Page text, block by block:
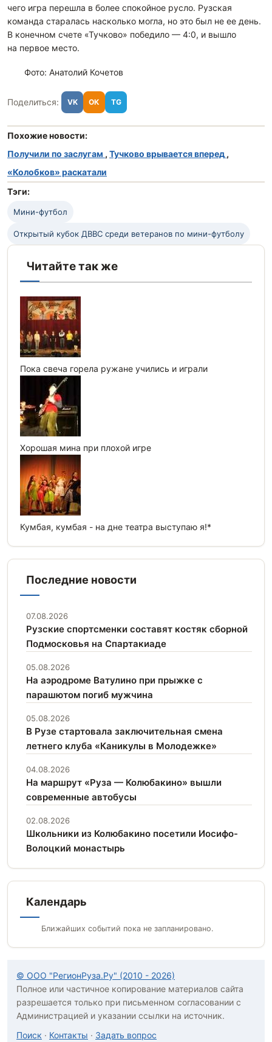
чего игра перешла в более спокойное русло. Рузская
команда старалась насколько могла, но это был не ее день.
В конечном счете «Тучково» победило — 4:0, и вышло
на первое место.
Фото: Анатолий Кочетов
Поделиться: VK ОК TG
Похожие новости:
Получили по заслугам , Тучково врывается вперед ,
«Колобков» раскатали
Тэги:
Мини-футбол
Открытый кубок ДВВС среди ветеранов по мини-футболу
Читайте так же
Пока свеча горела ружане учились и играли
Хорошая мина при плохой игре
Кумбая, кумбая - на дне театра выступаю я!*
Последние новости
07.08.2026
Рузские спортсменки составят костяк сборной
Подмосковья на Спартакиаде
05.08.2026
На аэродроме Ватулино при прыжке с
парашютом погиб мужчина
05.08.2026
В Рузе стартовала заключительная смена
летнего клуба «Каникулы в Молодежке»
04.08.2026
На маршрут «Руза — Колюбакино» вышли
современные автобусы
02.08.2026
Школьники из Колюбакино посетили Иосифо-
Волоцкий монастырь
Календарь
Ближайших событий пока не запланировано.
© ООО "РегионРуза.Ру" (2010 - 2026)
Полное или частичное копирование материалов сайта
разрешается только при письменном согласовании с
Администрацией и указании ссылки на источник.
Поиск · Контакты · Задать вопрос